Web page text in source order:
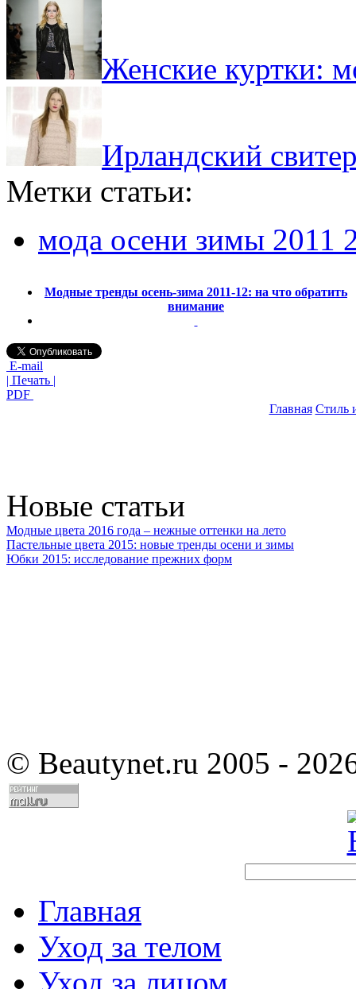
Женские куртки:
Ирландский
Метки статьи:
мода осени зимы 2011
Модные тренды осень-зима 2011-12: на что обратить
внимание
E-mail
| Печать |
PDF
Главная Стиль
Новые статьи
Модные цвета 2016 года – нежные оттенки на лето
Пастельные цвета 2015: новые тренды осени и зимы
Юбки 2015: исследование прежних форм
© Beautynet.ru 2005 -
Главная
Уход за телом
Уход за лицом